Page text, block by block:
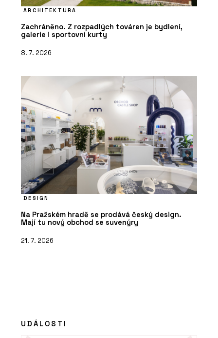
ARCHITEKTURA
Zachráněno. Z rozpadlých továren je bydlení,
galerie i sportovní kurty
8. 7. 2026
DESIGN
Na Pražském hradě se prodává český design.
Mají tu nový obchod se suvenýry
21. 7. 2026
UDÁLOSTI